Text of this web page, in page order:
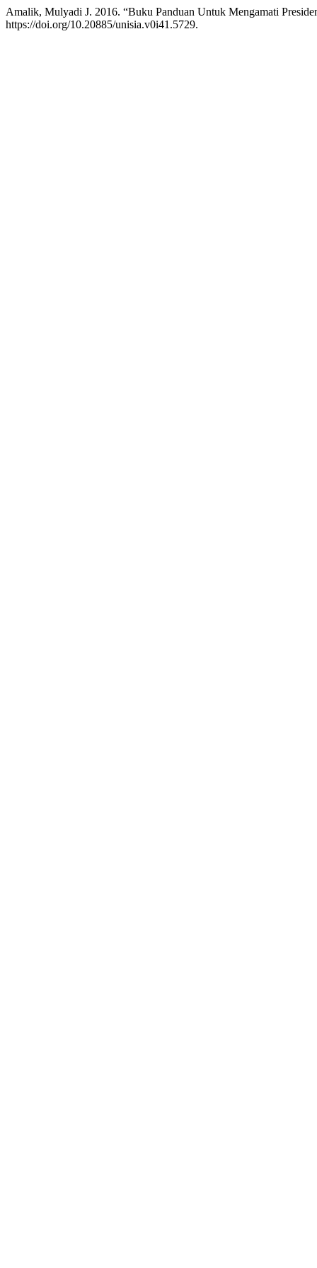
Amalik, Mulyadi J. 2016. “Buku Panduan Untuk Mengamati
https://doi.org/10.20885/unisia.v0i41.5729.